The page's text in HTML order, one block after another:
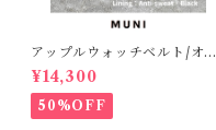
アップルウォッチベルト/オイ
ルコードバン・レッド・フラ
ット（For 42/44/45/49m
m）時計バンド
¥14,300
50%OFF